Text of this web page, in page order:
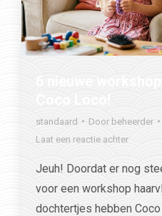
standaard Door beheerder
Laat een reactie achter
Jeuh! Doordat er nog
voor een workshop
dochtertjes hebben